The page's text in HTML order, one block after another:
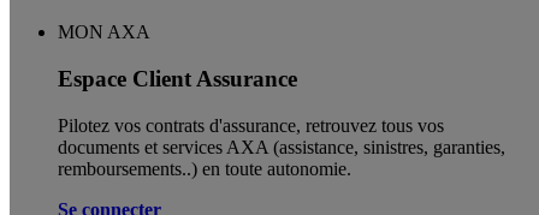
MON AXA
Espace Client Assurance
Pilotez vos contrats d'assurance, retrouvez tous vos
documents et services AXA (assistance, sinistres, garanties,
remboursements..) en toute autonomie. ​
Se connecter